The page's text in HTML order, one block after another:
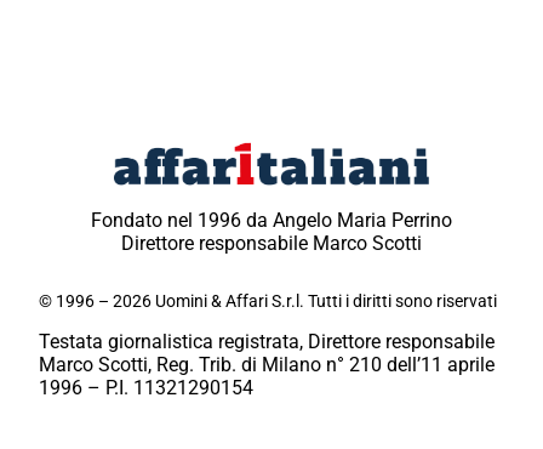
Fondato nel 1996 da Angelo Maria Perrino
Direttore responsabile Marco Scotti
© 1996 – 2026 Uomini & Affari S.r.l. Tutti i diritti sono riservati
Testata giornalistica registrata, Direttore responsabile
Marco Scotti, Reg. Trib. di Milano n° 210 dell’11 aprile
1996 – P.I. 11321290154